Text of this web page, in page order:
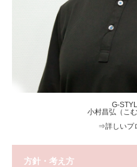
G-
小村昌弘（こ
⇒詳しいプ
方針・考え方